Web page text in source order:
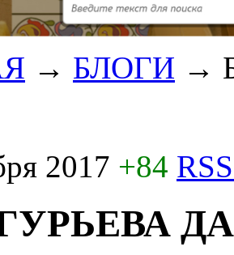
→ БЛОГИ →
2017 +84